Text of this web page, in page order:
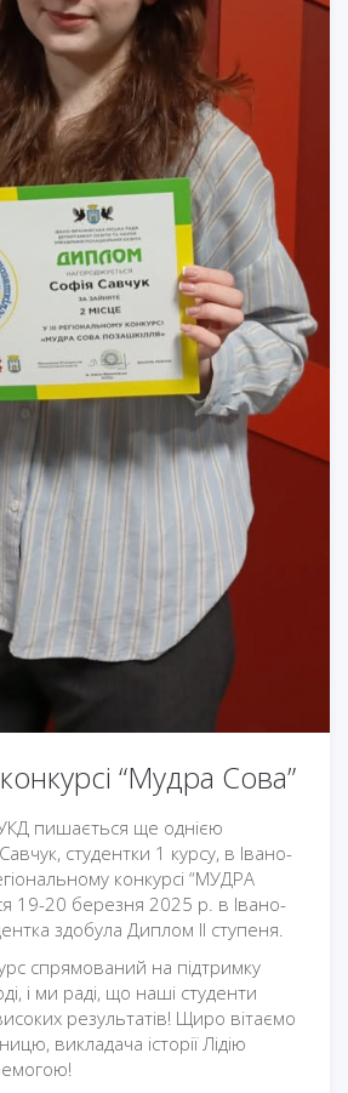
“Мудра Сова”
пишається ще однією
студентки 1 курсу, в Івано-
конкурсі “МУДРА
19-20 березня 2025 р. в Івано-
здобула Диплом ІІ ступеня.
спрямований на підтримку
і ми раді, що наші студенти
результатів! Щиро вітаємо
викладача історії Лідію